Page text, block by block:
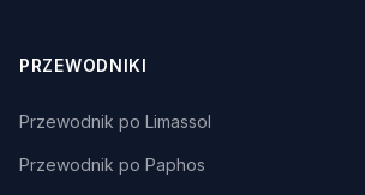
PRZEWODNIKI
Przewodnik po Limassol
Przewodnik po Paphos